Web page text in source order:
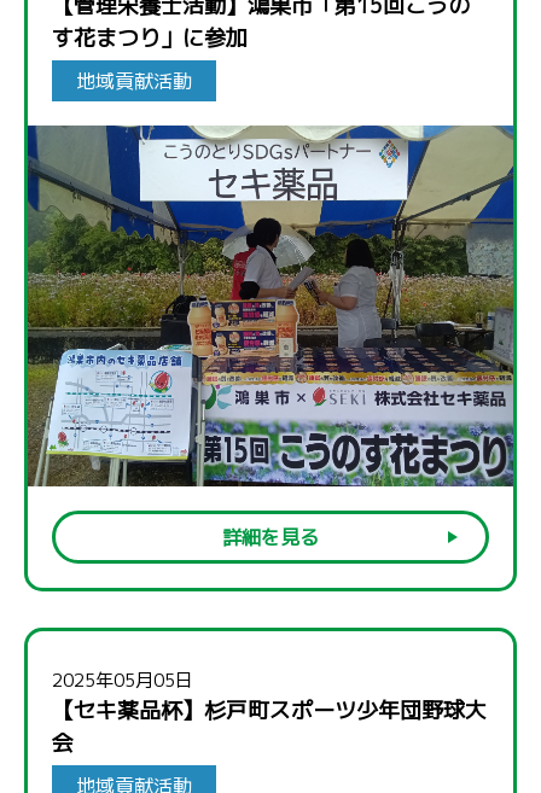
す花まつり」に参加
地域貢献活動
詳細を見る
2025年05月05日
【セキ薬品杯】杉戸町スポーツ少年団野球大
会
地域貢献活動